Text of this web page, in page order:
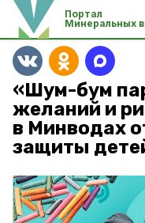
Портал
Минеральных
«Шум-бум
желаний и
в Минводах
защиты